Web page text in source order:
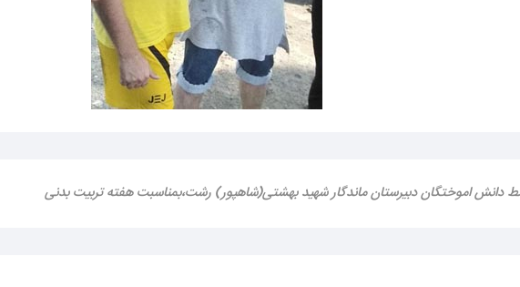
دانش اموختگان دبیرستان ماندگار شهید بهشتی(شاهپور) رشت،بمناسبت هفته تربیت بدنی